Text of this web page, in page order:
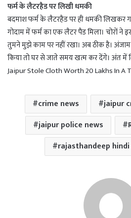
फर्म के लैटरहैड पर लिखी धमकी
बदमाश फर्म के लैटरहैड पर ही धमकी लिखकर
गोदाम में फर्म का एक लैटर पैड मिला। चोरों ने
तुमने मुझे काम पर नहीं रखा। अब ठीक है। अंजाम
किया तो घर से जाते समय खत्म कर देंगे। अंत में
Jaipur Stole Cloth Worth 20 Lakhs In A
crime news
jaipur
jaipur police news
rajasthandeep